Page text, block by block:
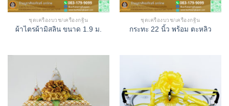
ชุดเครื่องบวช/เครื่องกฐิน
ผ้าไตรผ้ามิสลิน ขนาด 1.9 ม.
ชุดเครื่องบวช/เครื่องกฐิน
กระทะ 22 นิ้ว พร้อม ตะหลิว